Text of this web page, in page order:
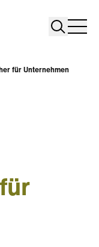
Search
für Unternehmen